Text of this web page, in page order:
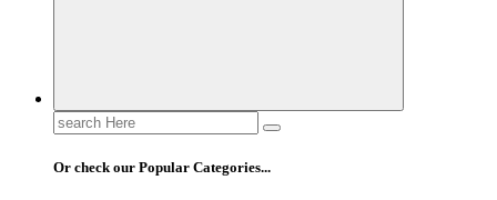
Search
for:
Or check our Popular Categories...